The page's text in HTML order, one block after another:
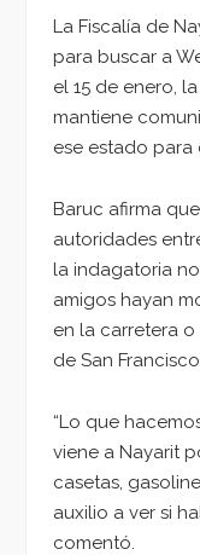
La Fiscalía de
para buscar a
el 15 de enero,
mantiene
ese estado
Baruc afirma
autoridades
la indagatoria
amigos hayan
en la carretera
de San
“Lo que
viene a Nayarit
casetas,
auxilio a ver si
comentó.